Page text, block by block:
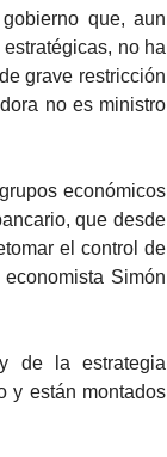
que, aun
no ha
grave restricción
no es ministro
económicos
que desde
el control de
Simón
de la estrategia
y están montados